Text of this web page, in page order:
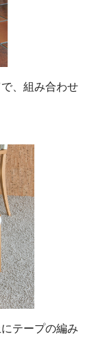
、組み合わせ
テープの編み